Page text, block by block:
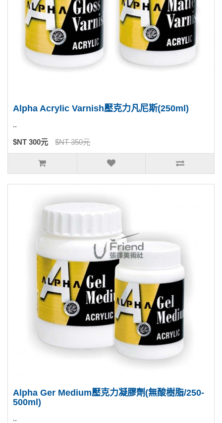
Alpha Acrylic Varnish壓克力凡尼斯(250ml)
..
$NT 300元 $NT 350元
Alpha Ger Medium壓克力凝膠劑(無酸樹脂/250-
500ml)
..